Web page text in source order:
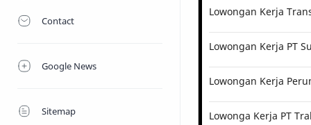
Contact
Google News
Sitemap
Lowongan Kerja
Lowongan Kerja PT
Lowongan Kerja
Lowonga Kerja PT